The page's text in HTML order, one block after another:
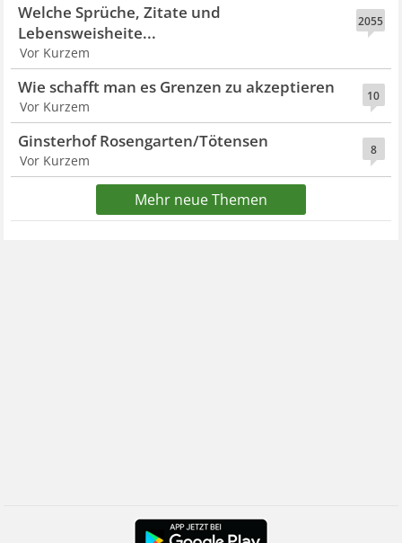
2055
Welche Sprüche, Zitate und
Lebensweisheite...
Vor Kurzem
10
Wie schafft man es Grenzen zu akzeptieren
Vor Kurzem
8
Ginsterhof Rosengarten/Tötensen
Vor Kurzem
Mehr neue Themen